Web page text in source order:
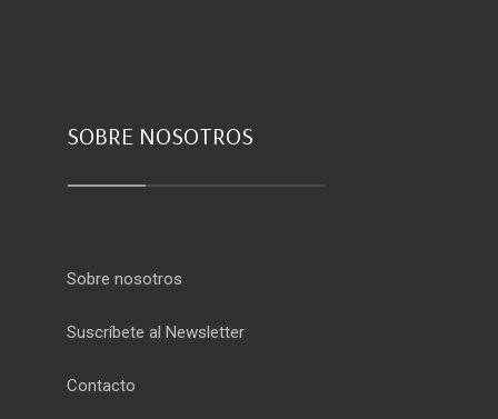
SOBRE NOSOTROS
Sobre nosotros
Suscríbete al Newsletter
Contacto